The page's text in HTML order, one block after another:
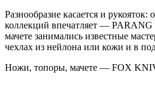
Разнообразие касается и
коллекций впечатляет —
мачете занимались известные
чехлах из нейлона или кожи и в
Ножи, топоры, мачете — FOX